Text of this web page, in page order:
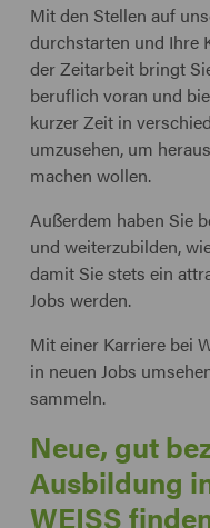
Mit den Stellen auf
durchstarten und Ihre
der Zeitarbeit bringt
beruflich voran und
kurzer Zeit in
umzusehen, um
machen wollen.
Außerdem haben Sie
und weiterzubilden,
damit Sie stets ein
Jobs werden.
Mit einer Karriere bei
in neuen Jobs
sammeln.
Neue, gut
Ausbildung
WEISS